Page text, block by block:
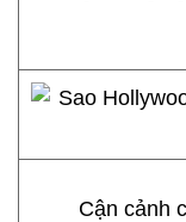
Cận cảnh